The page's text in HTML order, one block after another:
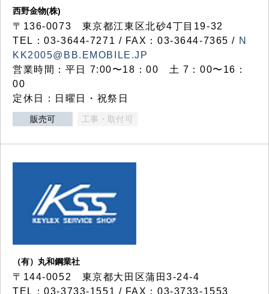
西野金物(株)
〒136-0073 東京都江東区北砂4丁目19-32
TEL：03‐3644‐7271 / FAX：03-3644-7365 / N
KK2005@BB.EMOBILE.JP
営業時間：平日 7:00〜18：00 土 7：00〜16：
00
定休日：日曜日・祝祭日
販売可 工事・取付可
（有）丸和鋼業社
〒144-0052 東京都大田区蒲田3-24-4
TEL：03-3733-1551 / FAX：03-3733-1553